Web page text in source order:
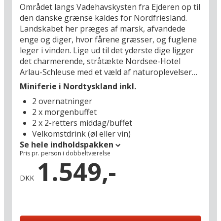
Området langs Vadehavskysten fra Ejderen op til
den danske grænse kaldes for Nordfriesland.
Landskabet her præges af marsk, afvandede
enge og diger, hvor fårene græsser, og fuglene
leger i vinden. Lige ud til det yderste dige ligger
det charmerende, stråtækte Nordsee-Hotel
Arlau-Schleuse med et væld af naturoplevelser
lige uden for døren. Der er lagt op til en herlig
ferie i idylliske og helt unikke rammer på dette
hyggelige hotel, som nås på under en times
kørsel fra den danske grænse.
Her er I landet helt derude, hvor verdens larm
forstummer, og naturen tager over - en oase af
fred og afslapning, hvor mennesket bliver lille i
sammenligning med det mægtige hav. De små
veje og cykelruter indbyder til at gå på
– men altid utroligt smukt, uanset årstid. Her
Miniferie i Nordtyskland inkl.
2 overnatninger
2 x morgenbuffet
2 x 2-retters middag/buffet
Velkomstdrink (øl eller vin)
Se hele indholdspakken
Pris pr. person i dobbeltværelse
DKK 1.549,-